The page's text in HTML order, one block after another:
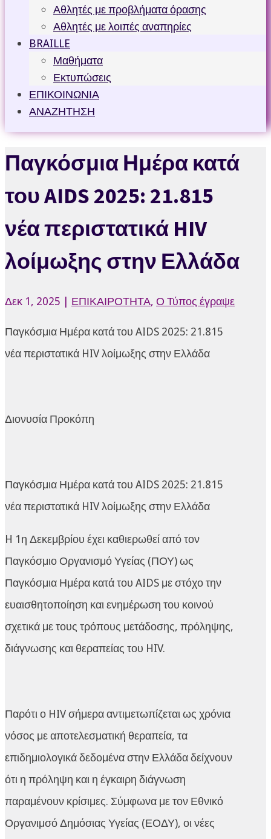
Αθλητές με προβλήματα όρασης
Αθλητές με λοιπές αναπηρίες
BRAILLE
Μαθήματα
Εκτυπώσεις
ΕΠΙΚΟΙΝΩΝΙΑ
ΑΝΑΖΗΤΗΣΗ
Παγκόσμια Ημέρα κατά
του AIDS 2025: 21.815
νέα περιστατικά HIV
λοίμωξης στην Ελλάδα
Δεκ 1, 2025 | ΕΠΙΚΑΙΡΟΤΗΤΑ, Ο Τύπος έγραψε
Παγκόσμια Ημέρα κατά του AIDS 2025: 21.815
νέα περιστατικά HIV λοίμωξης στην Ελλάδα
Διονυσία Προκόπη
Παγκόσμια Ημέρα κατά του AIDS 2025: 21.815
νέα περιστατικά HIV λοίμωξης στην Ελλάδα
H 1η Δεκεμβρίου έχει καθιερωθεί από τον
Παγκόσμιο Οργανισμό Υγείας (ΠΟΥ) ως
Παγκόσμια Ημέρα κατά του AIDS με στόχο την
ευαισθητοποίηση και ενημέρωση του κοινού
σχετικά με τους τρόπους μετάδοσης, πρόληψης,
διάγνωσης και θεραπείας του HIV.
Παρότι ο HIV σήμερα αντιμετωπίζεται ως χρόνια
νόσος με αποτελεσματική θεραπεία, τα
επιδημιολογικά δεδομένα στην Ελλάδα δείχνουν
ότι η πρόληψη και η έγκαιρη διάγνωση
παραμένουν κρίσιμες. Σύμφωνα με τον Εθνικό
Οργανιμσό Δημόσιας Υγείας (ΕΟΔΥ), οι νέες